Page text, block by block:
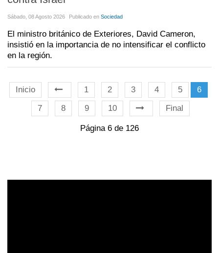
Sábado, 08 Agosto 2026 Publicado en Sociedad
El ministro británico de Exteriores, David Cameron,
insistió en la importancia de no intensificar el conflicto
en la región.
Inicio 1 2 3 4 5
6
7
8 9 10 Final
Página 6 de 126